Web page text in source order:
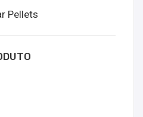
Pellets